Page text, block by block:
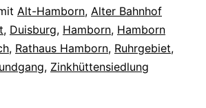
Alt-Hamborn, Alter Bahnhof
, Duisburg, Hamborn, Hamborn
, Rathaus Hamborn, Ruhrgebiet,
, Zinkhüttensiedlung